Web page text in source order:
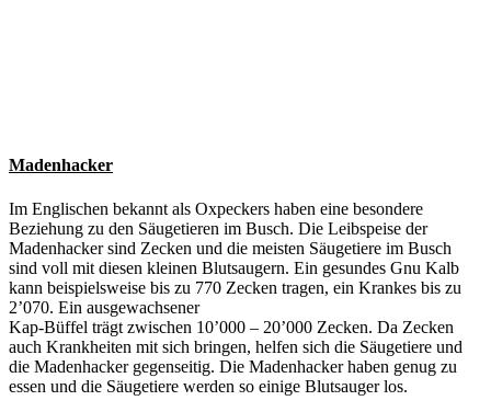
Madenhacker
Im Englischen bekannt als Oxpeckers haben eine besondere
Beziehung zu den Säugetieren im Busch. Die Leibspeise der
Madenhacker sind Zecken und die meisten Säugetiere im Busch
sind voll mit diesen kleinen Blutsaugern. Ein gesundes Gnu Kalb
kann beispielsweise bis zu 770 Zecken tragen, ein Krankes bis zu
2’070. Ein ausgewachsener
Kap-Büffel trägt zwischen 10’000 – 20’000 Zecken. Da Zecken
auch Krankheiten mit sich bringen, helfen sich die Säugetiere und
die Madenhacker gegenseitig. Die Madenhacker haben genug zu
essen und die Säugetiere werden so einige Blutsauger los.